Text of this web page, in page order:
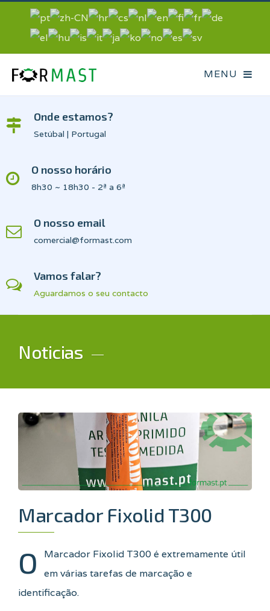
Onde estamos?
Setúbal | Portugal
O nosso horário
8h30 ~ 18h30 - 2ª a 6ª
O nosso email
comercial@formast.com
Vamos falar?
Aguardamos o seu contacto
Noticias
Marcador Fixolid T300
O
Marcador Fixolid T300 é extremamente útil
em várias tarefas de marcação e
identificação.